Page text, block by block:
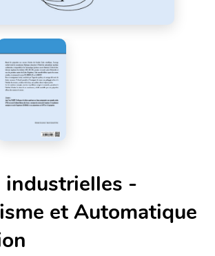
industrielles -
et Automatique